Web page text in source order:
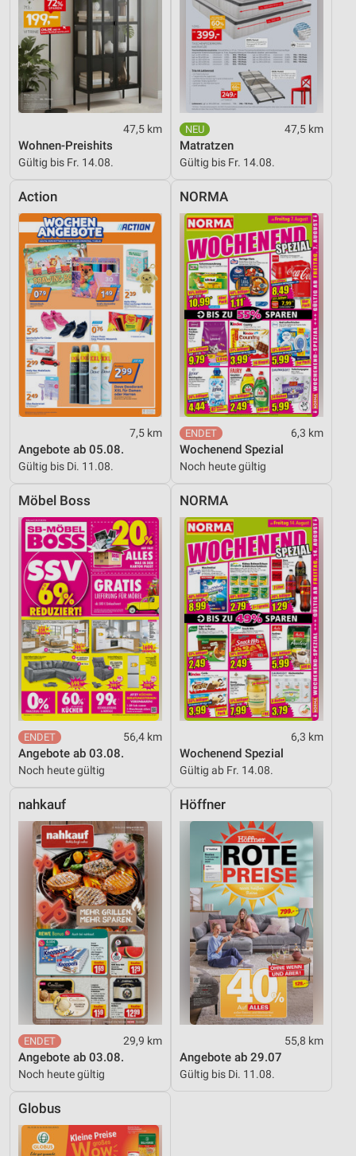
47,5 km
Wohnen-Preishits
Gültig bis Fr. 14.08.
47,5 km
Matratzen
Gültig bis Fr. 14.08.
Action
7,5 km
Angebote ab 05.08.
Gültig bis Di. 11.08.
NORMA
6,3 km
Wochenend Spezial
Noch heute gültig
Möbel Boss
56,4 km
Angebote ab 03.08.
Noch heute gültig
NORMA
6,3 km
Wochenend Spezial
Gültig ab Fr. 14.08.
nahkauf
29,9 km
Angebote ab 03.08.
Noch heute gültig
Höffner
55,8 km
Angebote ab 29.07
Gültig bis Di. 11.08.
Globus